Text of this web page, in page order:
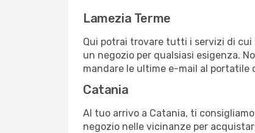
Lamezia Terme
Qui potrai trovare tutti i servizi di cui
un negozio per qualsiasi esigenza.
mandare le ultime e-mail al portatile
Catania
Al tuo arrivo a Catania, ti
negozio nelle vicinanze per